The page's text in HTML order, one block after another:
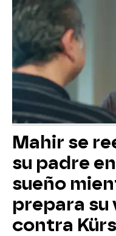
Mahir se
su padre
sueño
prepara su
contra